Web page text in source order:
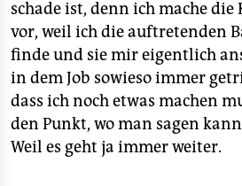
schade ist, denn ich mache die
vor, weil ich die auftretenden
finde und sie mir eigentlich
in dem Job sowieso immer
dass ich noch etwas machen
den Punkt, wo man sagen
Weil es geht ja immer weiter.